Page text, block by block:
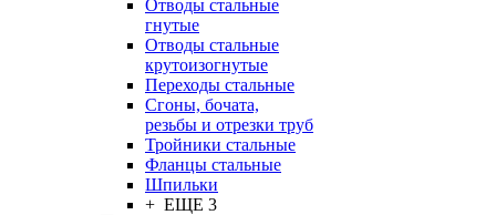
Отводы стальные
гнутые
Отводы стальные
крутоизогнутые
Переходы стальные
Сгоны, бочата,
резьбы и отрезки труб
Тройники стальные
Фланцы стальные
Шпильки
+ ЕЩЕ 3